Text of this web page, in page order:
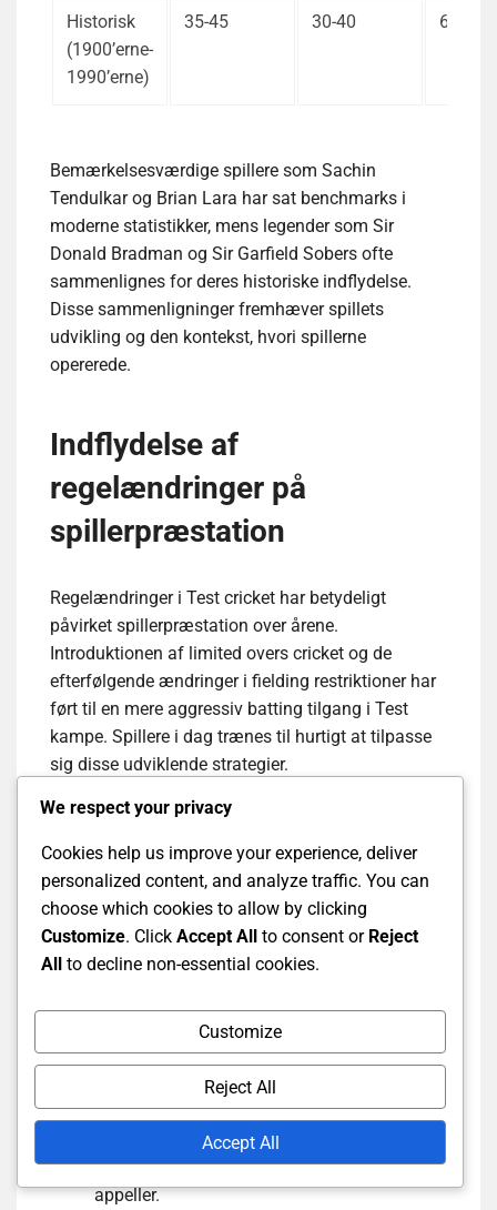
Historisk
(1900’erne-
1990’erne)
35-45 30-40 60-70
Bemærkelsesværdige spillere som Sachin
Tendulkar og Brian Lara har sat benchmarks i
moderne statistikker, mens legender som Sir
Donald Bradman og Sir Garfield Sobers ofte
sammenlignes for deres historiske indflydelse.
Disse sammenligninger fremhæver spillets
udvikling og den kontekst, hvori spillerne
opererede.
Indflydelse af
regelændringer på
spillerpræstation
Regelændringer i Test cricket har betydeligt
påvirket spillerpræstation over årene.
Introduktionen af limited overs cricket og de
efterfølgende ændringer i fielding restriktioner har
ført til en mere aggressiv batting tilgang i Test
kampe. Spillere i dag trænes til hurtigt at tilpasse
sig disse udviklende strategier.
Derudover har brugen af teknologi, såsom Hawk-
Eye og DRS (Decision Review System), ændret,
hvordan spillere tilgår deres spil. Bowlere kan nu
analysere deres afleveringer i realtid, mens
batsmen kan studere bowlers svagheder mere
effektivt. Denne teknologiske indflydelse har
Spillere skal tilpasse sig ændrede fielding
restriktioner, som påvirker
scoringsmuligheder.
At forstå DRS kan hjælpe spillere med at
træffe bedre beslutninger vedrørende
appeller.
We respect your privacy
Cookies help us improve your experience, deliver
personalized content, and analyze traffic. You can
choose which cookies to allow by clicking
Customize. Click Accept All to consent or Reject
All to decline non-essential cookies.
Customize
Reject All
Accept All